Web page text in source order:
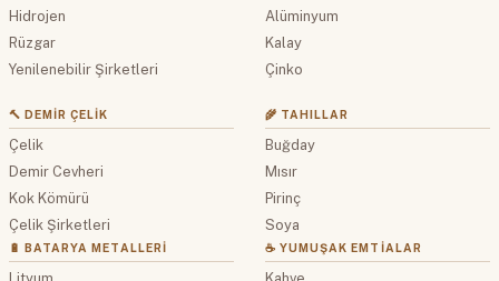
Hidrojen
Rüzgar
Yenilenebilir Şirketleri
Alüminyum
Kalay
Çinko
🔨 DEMIR ÇELIK
Çelik
Demir Cevheri
Kok Kömürü
Çelik Şirketleri
🔋 BATARYA METALLERI
🌾 TAHILLAR
Buğday
Mısır
Pirinç
Soya
☕ YUMUŞAK EMTIALAR